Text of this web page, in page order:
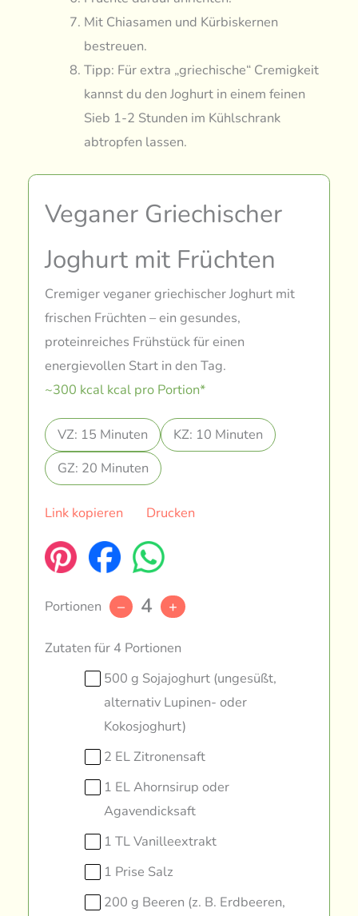
Mit Chiasamen und Kürbiskernen
bestreuen.
Tipp: Für extra „griechische“ Cremigkeit
kannst du den Joghurt in einem feinen
Sieb 1-2 Stunden im Kühlschrank
abtropfen lassen.
Veganer Griechischer
Joghurt mit Früchten
Cremiger veganer griechischer Joghurt mit
frischen Früchten – ein gesundes,
proteinreiches Frühstück für einen
energievollen Start in den Tag.
~300 kcal kcal pro Portion*
VZ: 15 Minuten
KZ: 10 Minuten
GZ: 20 Minuten
Link kopieren Drucken
Portionen – 4 +
Zutaten für 4 Portionen
500 g Sojajoghurt (ungesüßt,
alternativ Lupinen- oder
Kokosjoghurt)
2 EL Zitronensaft
1 EL Ahornsirup oder
Agavendicksaft
1 TL Vanilleextrakt
1 Prise Salz
200 g Beeren (z. B. Erdbeeren,